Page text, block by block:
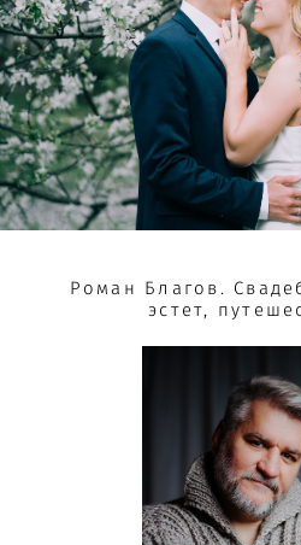
Роман Благов.
эстет,